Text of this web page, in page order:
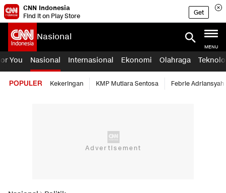
CNN Indonesia
Find it on Play Store
Get
Nasional
MENU
You Nasional Internasional Ekonomi Olahraga
POPULER Kekeringan KMP Mutiara Sentosa Febrie Adriansyah